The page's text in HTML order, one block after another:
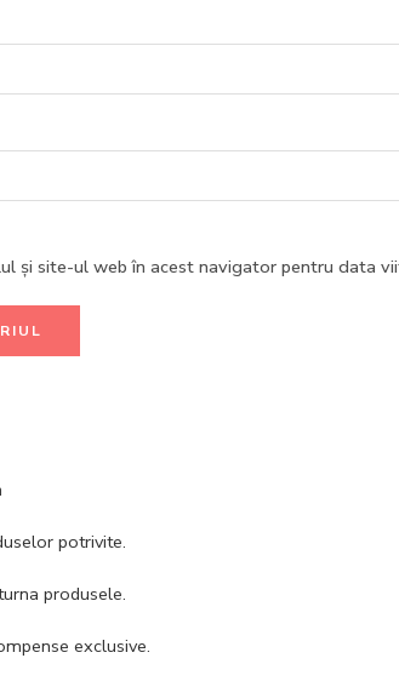
și site-ul web în acest navigator pentru data
potrivite.
produsele.
exclusive.